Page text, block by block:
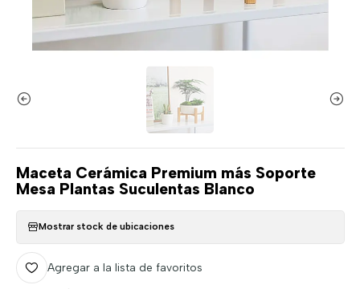
Maceta Cerámica Premium más Soporte
Mesa Plantas Suculentas Blanco
Mostrar stock de ubicaciones
Agregar a la lista de favoritos